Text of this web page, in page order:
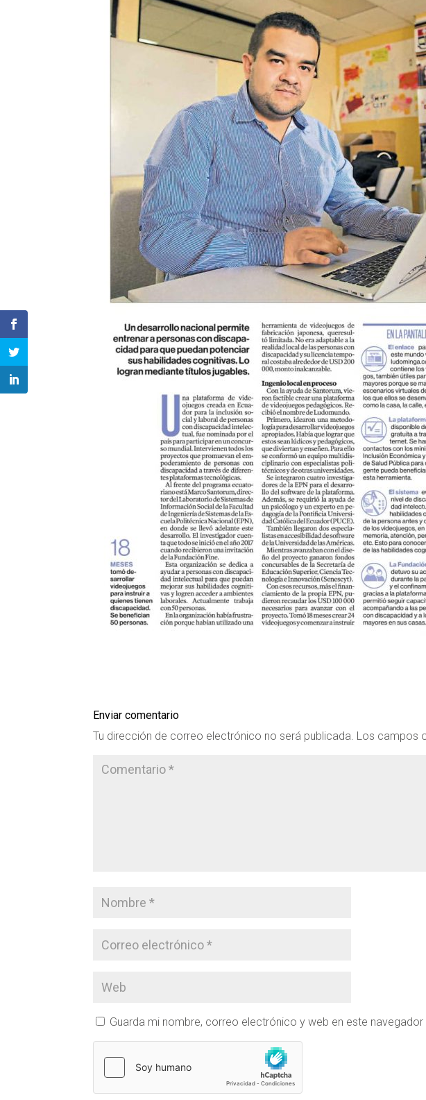
Enviar comentario
Tu dirección de correo electrónico no será publicada. Los campos
Guarda mi nombre, correo electrónico y web en este